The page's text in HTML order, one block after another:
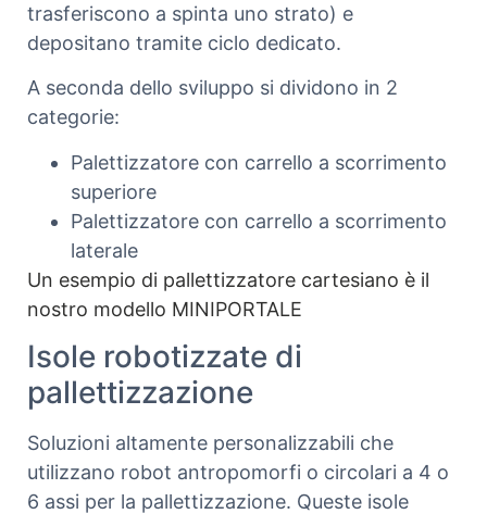
trasferiscono a spinta uno strato) e
depositano tramite ciclo dedicato.
A seconda dello sviluppo si dividono in 2
categorie:
Palettizzatore con carrello a scorrimento
superiore
Palettizzatore con carrello a scorrimento
laterale
Un esempio di pallettizzatore cartesiano è il
nostro modello MINIPORTALE
Isole robotizzate di
pallettizzazione
Soluzioni altamente personalizzabili che
utilizzano robot antropomorfi o circolari a 4 o
6 assi per la pallettizzazione. Queste isole